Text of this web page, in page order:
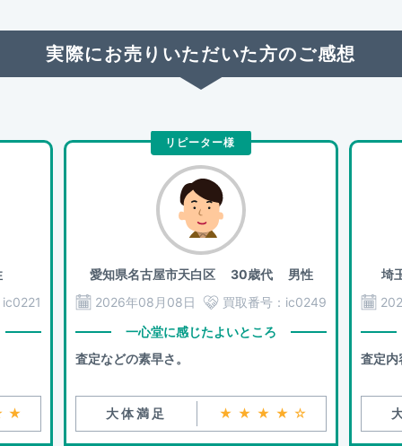
実際にお売りいただいた方のご感想
ic0221
リピーター様
愛知県名古屋市天白区30歳代 男性
2026年08月08日
買取番号： ic0249
一心堂に感じたよいところ
査定などの素早さ。
大体満足 ★★★★☆
埼
査定内